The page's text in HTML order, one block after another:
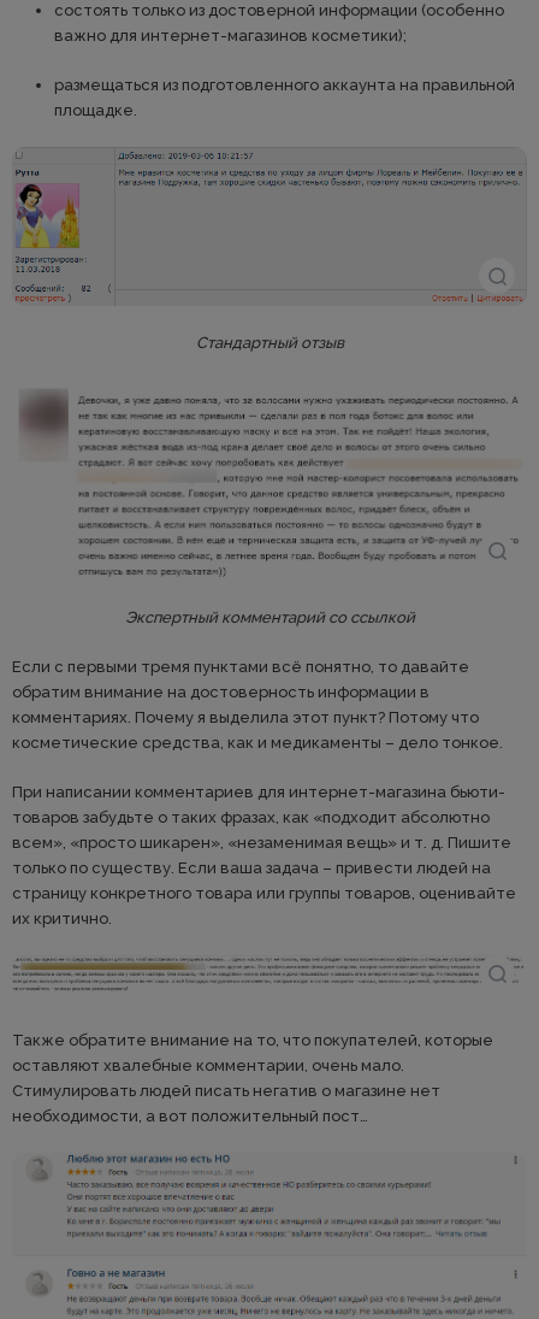
состоять только из достоверной информации (особенно
важно для интернет-магазинов косметики);
размещаться из подготовленного аккаунта на правильной
площадке.
Стандартный отзыв
Экспертный комментарий со ссылкой
Если с первыми тремя пунктами всё понятно, то давайте
обратим внимание на достоверность информации в
комментариях. Почему я выделила этот пункт? Потому что
косметические средства, как и медикаменты – дело тонкое.
При написании комментариев для интернет-магазина бьюти-
товаров забудьте о таких фразах, как «подходит абсолютно
всем», «просто шикарен», «незаменимая вещь» и т. д. Пишите
только по существу. Если ваша задача – привести людей на
страницу конкретного товара или группы товаров, оценивайте
их критично.
Также обратите внимание на то, что покупателей, которые
оставляют хвалебные комментарии, очень мало.
Стимулировать людей писать негатив о магазине нет
необходимости, а вот положительный пост…